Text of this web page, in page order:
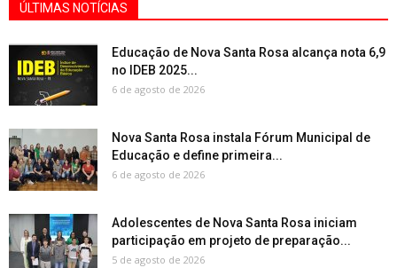
ÚLTIMAS NOTÍCIAS
Educação de Nova Santa Rosa alcança nota 6,9
no IDEB 2025...
6 de agosto de 2026
Nova Santa Rosa instala Fórum Municipal de
Educação e define primeira...
6 de agosto de 2026
Adolescentes de Nova Santa Rosa iniciam
participação em projeto de preparação...
5 de agosto de 2026